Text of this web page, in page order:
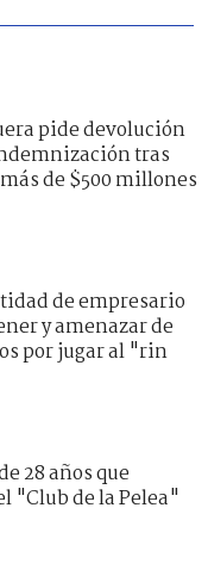
pide devolución
tras
de $500 millones
de empresario
y amenazar de
por jugar al "rin
28 años que
"Club de la Pelea"